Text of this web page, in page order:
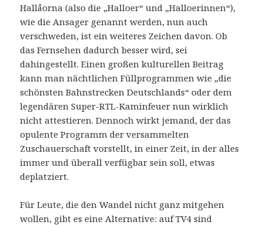
Hallåorna (also die „Halloer“ und „Halloerinnen“),
wie die Ansager genannt werden, nun auch
verschweden, ist ein weiteres Zeichen davon. Ob
das Fernsehen dadurch besser wird, sei
dahingestellt. Einen großen kulturellen Beitrag
kann man nächtlichen Füllprogrammen wie „die
schönsten Bahnstrecken Deutschlands“ oder dem
legendären Super-RTL-Kaminfeuer nun wirklich
nicht attestieren. Dennoch wirkt jemand, der das
opulente Programm der versammelten
Zuschauerschaft vorstellt, in einer Zeit, in der alles
immer und überall verfügbar sein soll, etwas
deplatziert.
Für Leute, die den Wandel nicht ganz mitgehen
wollen, gibt es eine Alternative: auf TV4 sind